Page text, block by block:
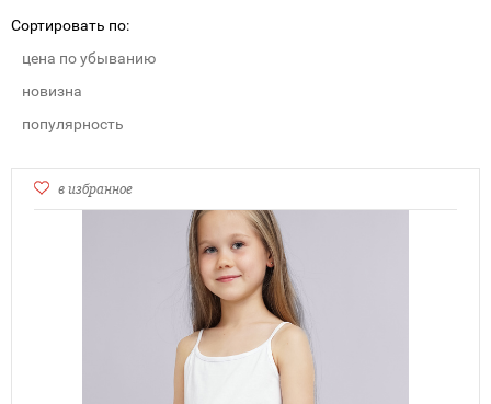
Сортировать по:
цена по убыванию
новизна
популярность
в избранное